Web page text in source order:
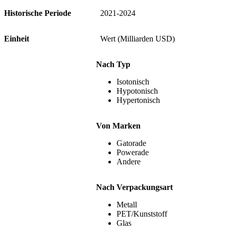
Historische Periode 2021-2024
Einheit Wert (Milliarden USD)
Nach Typ
Isotonisch
Hypotonisch
Hypertonisch
Von Marken
Gatorade
Powerade
Andere
Nach Verpackungsart
Metall
PET/Kunststoff
Glas